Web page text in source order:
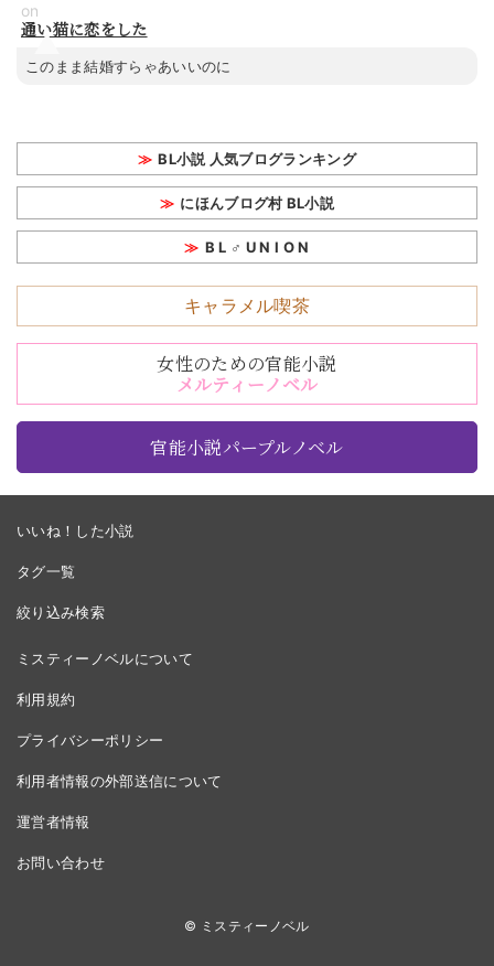
on
通い猫に恋をした
このまま結婚すらゃあいいのに
BL小説 人気ブログランキング
にほんブログ村 BL小説
B L ♂ U N I O N
キャラメル喫茶
女性のための官能小説
メルティーノベル
官能小説パープルノベル
いいね！した小説
タグ一覧
絞り込み検索
ミスティーノベルについて
利用規約
プライバシーポリシー
利用者情報の外部送信について
運営者情報
お問い合わせ
© ミスティーノベル